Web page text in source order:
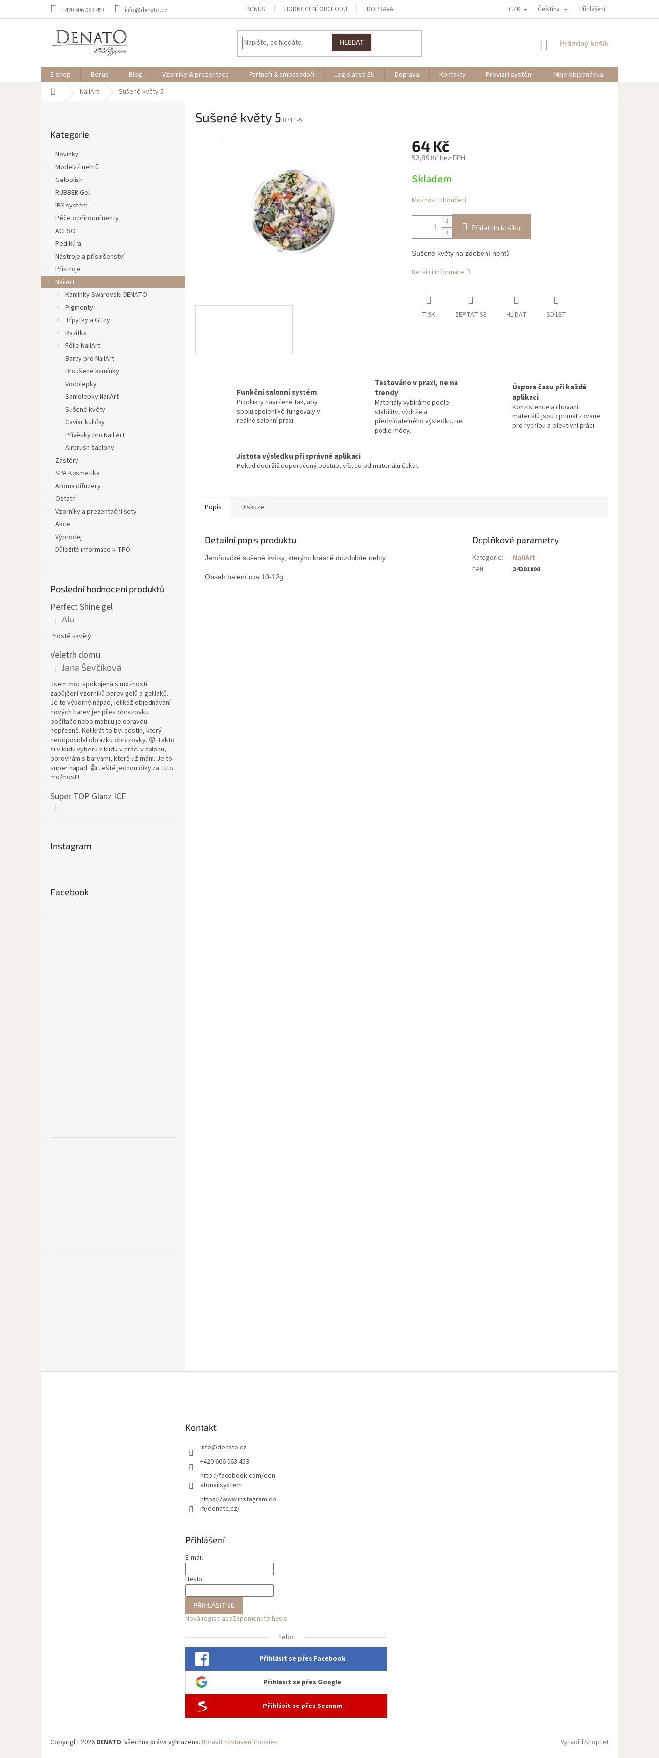
+420 606 063 453 info@denato.cz BONUS HODNOCENÍ OBCHODU DOPRAVA CZK Čeština Přihlášení
HLEDAT
NÁKUPNÍ
Prázdný košík
E-shop Bonus Blog Vzorníky & prezentace Partneři & ambasadoři Legislativa EU Doprava Kontakty Provizní systém
Moje objednávka
Domů NailArt Sušené květy 5
kategorie
Kategorie
Novinky
Modeláž nehtů
Gelpolish
RUBBER Gel
IBX systém
Péče o přírodní nehty
ACESO
Pedikúra
Nástroje a příslušenství
Přístroje
NailArt
Kamínky Swarovski DENATO
Pigmenty
Třpytky a Glitry
Razítka
Fólie NailArt
Barvy pro NailArt
Broušené kamínky
Vodolepky
Samolepky NailArt
Sušené květy
Caviar kuličky
Přívěsky pro Nail Art
Airbrush šablony
Zástěry
SPA Kosmetika
Aroma difuzéry
Ostatní
Vzorníky a prezentační sety
Akce
Výprodej
Důležité informace k TPO
Poslední hodnocení produktů
Perfect Shine gel
Hodnocení produktu je 5 z 5 hvězdiček.
| Alu
Prostě skvělý.
Veletrh domu
Hodnocení produktu je 5 z 5 hvězdiček.
| Jana Ševčíková
Jsem moc spokojená s možností
zapůjčení vzorníků barev gelů a gelllaků.
Je to výborný nápad, jelikož objednávání
nových barev jen přes obrazovku
počítače nebo mobilu je opravdu
nepřesné. Kolikrát to byl odstín, který
neodpovídal obrázku obrazovky. 😟 Takto
si v klidu vyberu v klidu v práci v salonu,
porovnám s barvami, které už mám. Je to
super nápad. 👍 Ještě jednou díky za tuto
možnost!!
Super TOP Glanz ICE
Hodnocení produktu je 4 z 5 hvězdiček.
|
Instagram
Facebook
Sušené květy 5 8711-5
64 Kč
52,89 Kč bez DPH
cena:
Skladem
Možnosti doručení
Přidat do košíku
Sušené květy na zdobení nehtů
Detailní informace
TISK ZEPTAT SE HLÍDAT SDÍLET
Funkční salonní systém
Produkty navržené tak, aby
spolu spolehlivě fungovaly v
reálné salonní praxi.
Testováno v praxi, ne na
trendy
Materiály vybíráme podle
stability, výdrže a
předvídatelného výsledku, ne
podle módy.
Úspora času při každé
aplikaci
Konzistence a chování
materiálů jsou optimalizované
pro rychlou a efektivní práci.
Jistota výsledku při správné aplikaci
Pokud dodržíš doporučený postup, víš, co od materiálu čekat.
Popis Diskuze
Detailní popis produktu
Jemňoučké sušené kvítky, kterými krásně dozdobíte nehty.
Obsah balení cca 10-12g
Doplňkové parametry
Kategorie:
NailArt
EAN: 34301890
Kontakt
info@denato.cz
+420 606 063 453
http://facebook.com/den
atonailsystem
https://www.instagram.co
m/denato.cz/
Přihlášení
E-mail
Heslo
PŘIHLÁSIT SE
Nová registraceZapomenuté heslo
nebo
Přihlásit se přes Facebook
Přihlásit se přes Google
Přihlásit se přes Seznam
Vytvořil Shoptet
Copyright 2026 DENATO. Všechna práva vyhrazena. Upravit nastavení cookies